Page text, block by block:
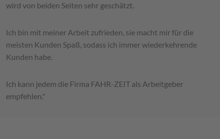
wird von beiden Seiten sehr geschätzt.
Ich bin mit meiner Arbeit zufrieden, sie macht mir für die
meisten Kunden Spaß, sodass ich immer wiederkehrende
Kunden habe.
Ich kann jedem die Firma FAHR-ZEIT als Arbeitgeber
empfehlen."